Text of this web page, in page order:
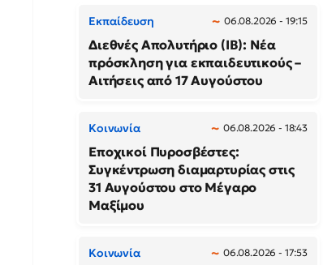
Εκπαίδευση 06.08.2026 - 19:15
Διεθνές Απολυτήριο (IB): Νέα
πρόσκληση για εκπαιδευτικούς –
Αιτήσεις από 17 Αυγούστου
Κοινωνία 06.08.2026 - 18:43
Εποχικοί Πυροσβέστες:
Συγκέντρωση διαμαρτυρίας στις
31 Αυγούστου στο Μέγαρο
Μαξίμου
Κοινωνία 06.08.2026 - 17:53